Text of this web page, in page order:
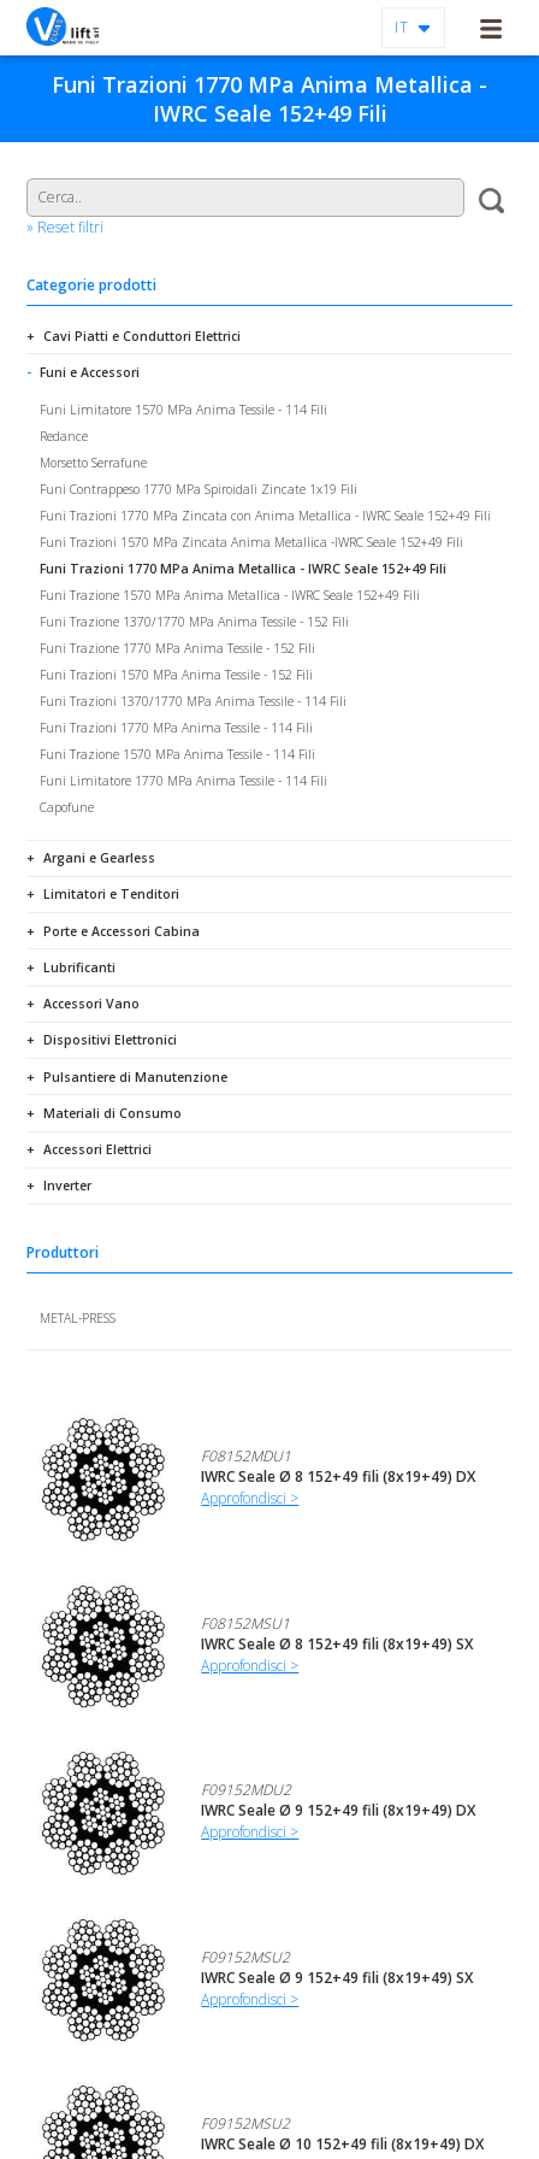
IT
Funi Trazioni 1770 MPa Anima Metallica -
IWRC Seale 152+49 Fili
» Reset filtri
Categorie prodotti
Cavi Piatti e Conduttori Elettrici
Funi e Accessori
Funi Limitatore 1570 MPa Anima Tessile - 114 Fili
Redance
Morsetto Serrafune
Funi Contrappeso 1770 MPa Spiroidali Zincate 1x19 Fili
Funi Trazioni 1770 MPa Zincata con Anima Metallica - IWRC Seale 152+49 Fili
Funi Trazioni 1570 MPa Zincata Anima Metallica -IWRC Seale 152+49 Fili
Funi Trazioni 1770 MPa Anima Metallica - IWRC Seale 152+49 Fili
Funi Trazione 1570 MPa Anima Metallica - IWRC Seale 152+49 Fili
Funi Trazione 1370/1770 MPa Anima Tessile - 152 Fili
Funi Trazione 1770 MPa Anima Tessile - 152 Fili
Funi Trazioni 1570 MPa Anima Tessile - 152 Fili
Funi Trazioni 1370/1770 MPa Anima Tessile - 114 Fili
Funi Trazioni 1770 MPa Anima Tessile - 114 Fili
Funi Trazione 1570 MPa Anima Tessile - 114 Fili
Funi Limitatore 1770 MPa Anima Tessile - 114 Fili
Capofune
Argani e Gearless
Limitatori e Tenditori
Porte e Accessori Cabina
Lubrificanti
Accessori Vano
Dispositivi Elettronici
Pulsantiere di Manutenzione
Materiali di Consumo
Accessori Elettrici
Inverter
Produttori
METAL-PRESS
F08152MDU1
IWRC Seale Ø 8 152+49 fili (8x19+49) DX
Approfondisci >
F08152MSU1
IWRC Seale Ø 8 152+49 fili (8x19+49) SX
Approfondisci >
F09152MDU2
IWRC Seale Ø 9 152+49 fili (8x19+49) DX
Approfondisci >
F09152MSU2
IWRC Seale Ø 9 152+49 fili (8x19+49) SX
Approfondisci >
F09152MSU2
IWRC Seale Ø 10 152+49 fili (8x19+49) DX